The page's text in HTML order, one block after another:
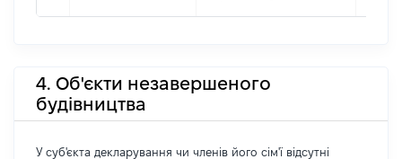
4. Об'єкти незавершеного
будівництва
У суб'єкта декларування чи членів його сім'ї відсутні